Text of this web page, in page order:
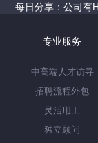
每日分享：公司有
专业服务
中高端人才访寻
招聘流程外包
灵活用工
独立顾问